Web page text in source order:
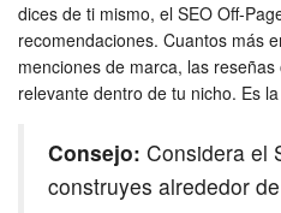
dices de ti mismo, el SEO Off-
recomendaciones. Cuantos más
menciones de marca, las
relevante dentro de tu nicho. Es
Consejo: Considera el
construyes alrededor